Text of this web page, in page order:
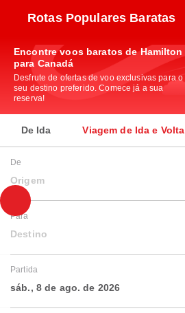
Rotas Populares Baratas
Encontre voos baratos de Hamilton
para Canadá
Desfrute de ofertas de voo exclusivas para o
seu destino preferido. Comece já a sua
reserva!
De Ida Viagem de Ida e Volta
De
Origem
Para
Destino
Partida
sáb., 8 de ago. de 2026